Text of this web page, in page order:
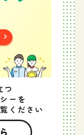
つ
ーを
ください